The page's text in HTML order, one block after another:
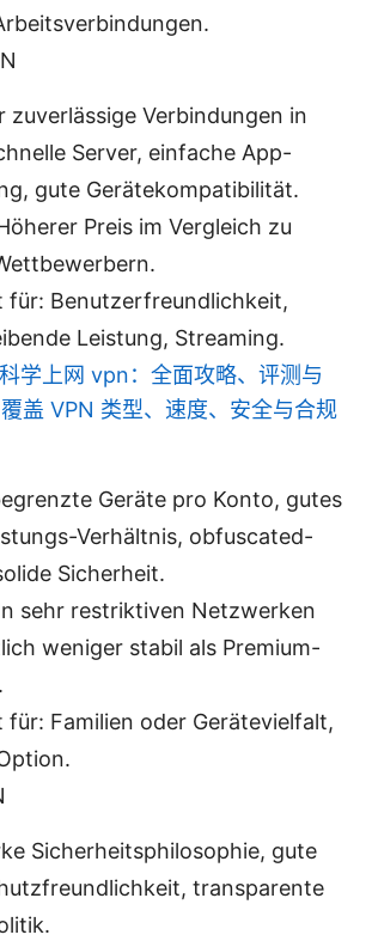
zuverlässige Verbindungen in
Server, einfache App-
gute Gerätekompatibilität.
Preis im Vergleich zu
für: Benutzerfreundlichkeit,
Leistung, Streaming.
科学上网 vpn：全面攻略、评测与
盖 VPN 类型、速度、安全与合规
Geräte pro Konto, gutes
Verhältnis, obfuscated-
Sicherheit.
sehr restriktiven Netzwerken
weniger stabil als Premium-
für: Familien oder Gerätevielfalt,
Sicherheitsphilosophie, gute
transparente